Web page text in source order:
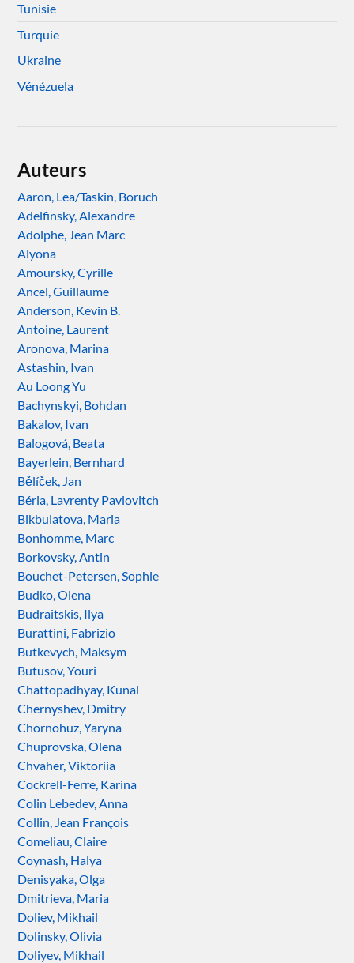
Tunisie
Turquie
Ukraine
Vénézuela
Auteurs
Aaron, Lea/Taskin, Boruch
Adelfinsky, Alexandre
Adolphe, Jean Marc
Alyona
Amoursky, Cyrille
Ancel, Guillaume
Anderson, Kevin B.
Antoine, Laurent
Aronova, Marina
Astashin, Ivan
Au Loong Yu
Bachynskyi, Bohdan
Bakalov, Ivan
Balogová, Beata
Bayerlein, Bernhard
Bělíček, Jan
Béria, Lavrenty Pavlovitch
Bikbulatova, Maria
Bonhomme, Marc
Borkovsky, Antin
Bouchet-Petersen, Sophie
Budko, Olena
Budraitskis, Ilya
Burattini, Fabrizio
Butkevych, Maksym
Butusov, Youri
Chattopadhyay, Kunal
Chernyshev, Dmitry
Chornohuz, Yaryna
Chuprovska, Olena
Chvaher, Viktoriia
Cockrell-Ferre, Karina
Colin Lebedev, Anna
Collin, Jean François
Comeliau, Claire
Coynash, Halya
Denisyaka, Olga
Dmitrieva, Maria
Doliev, Mikhail
Dolinsky, Olivia
Doliyev, Mikhail